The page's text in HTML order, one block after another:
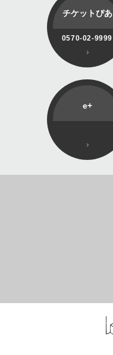
チケットぴあ
0570-02-9999
e+